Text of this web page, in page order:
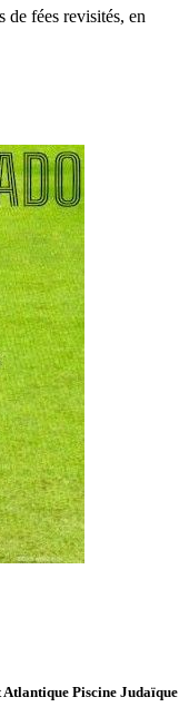
de fées revisités, en
Piscine Judaïque